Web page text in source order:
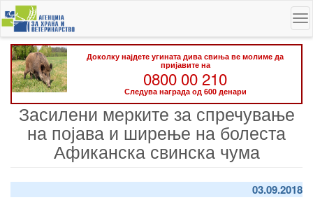
Skip
to
main
content
Доколку најдете угината дива свиња ве молиме да
пријавите на
0800 00 210
Следува награда од 600 денари
Засилени мерките за спречување
на појава и ширење на болеста
Афиканска свинска чума
03.09.2018